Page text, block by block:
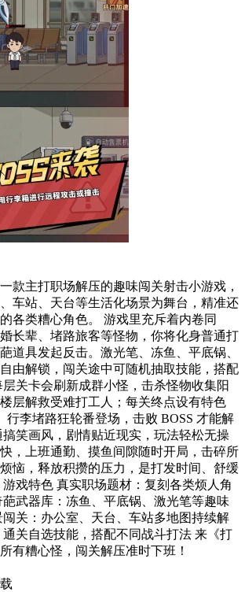
款主打职场解压的趣味闯关射击小游戏，
车站、天台等生活化场景为舞台，精准还
各类糟心角色。 游戏里充斥着内卷同
长辈、堵路旅客等怪物，你将化身普通打
道具发起反击。激光笔、冻鱼、平底锅、
由解锁，闯关途中可随机抽取技能，搭配
关卡会刷新成群小怪，击杀怪物收集阳
层解救受难打工人；每关终点设有特色
行李堵路狂轮番登场，击败 BOSS 才能解
笑画风，剧情贴近现实，玩法轻松无操
，上班通勤、摸鱼间隙随时开局，击碎所
恼，释放积攒的压力，是打发时间、舒缓
戏特色 真实职场题材：复刻各类烦人角
武器库：冻鱼、平底锅、激光笔等趣味
关：办公室、天台、车站多地图持续解
关自选技能，搭配不同战斗打法 来《打
有糟心怪，闯关解压准时下班！